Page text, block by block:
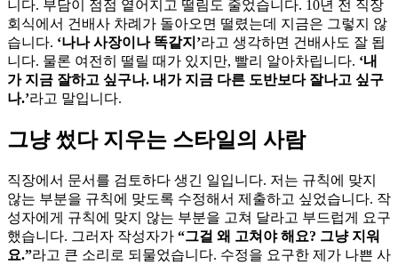
니다. 부담이 점점 옅어지고 떨림도 줄었습니다. 10년 전 직장
회식에서 건배사 차례가 돌아오면 떨렸는데 지금은 그렇지 않
습니다. ‘나나 사장이나 똑같지’라고 생각하면 건배사도 잘 됩
니다. 물론 여전히 떨릴 때가 있지만, 빨리 알아차립니다. ‘내
가 지금 잘하고 싶구나. 내가 지금 다른 도반보다 잘나고 싶구
나.’라고 말입니다.
그냥 썼다 지우는 스타일의 사람
직장에서 문서를 검토하다 생긴 일입니다. 저는 규칙에 맞지
않는 부분을 규칙에 맞도록 수정해서 제출하고 싶었습니다. 작
성자에게 규칙에 맞지 않는 부분을 고쳐 달라고 부드럽게 요구
했습니다. 그러자 작성자가 “그걸 왜 고쳐야 해요? 그냥 지워
요.”라고 큰 소리로 되물었습니다. 수정을 요구한 제가 나쁜 사